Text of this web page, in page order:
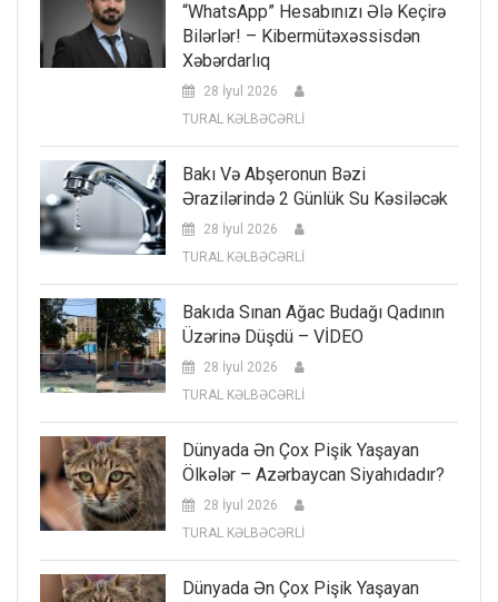
“WhatsApp” Hesabınızı Ələ Keçirə
Bilərlər! – Kibermütəxəssisdən
Xəbərdarlıq
28 İyul 2026
TURAL KƏLBƏCƏRLİ
Bakı Və Abşeronun Bəzi
Ərazilərində 2 Günlük Su Kəsiləcək
28 İyul 2026
TURAL KƏLBƏCƏRLİ
Bakıda Sınan Ağac Budağı Qadının
Üzərinə Düşdü – VİDEO
28 İyul 2026
TURAL KƏLBƏCƏRLİ
Dünyada Ən Çox Pişik Yaşayan
Ölkələr – Azərbaycan Siyahıdadır?
28 İyul 2026
TURAL KƏLBƏCƏRLİ
Dünyada Ən Çox Pişik Yaşayan